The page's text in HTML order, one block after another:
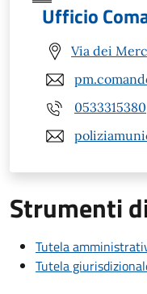
Ufficio
Via dei
0533315380
Strumenti
Tutela
Tutela